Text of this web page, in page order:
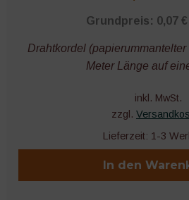
Grundpreis: 0,07 €
Drahtkordel
Meter Länge auf
inkl. MwSt.
zzgl.
Lieferzeit: 1-3
In den